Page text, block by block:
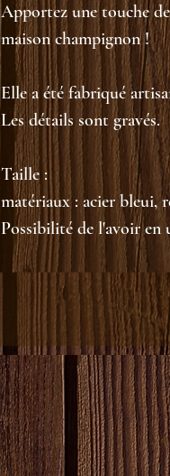
Apportez une touche
maison champignon !
Elle a été fabriqué
Les détails sont gravés.
Taille :
matériaux : acier bleui,
Possibilité de l'avoir en